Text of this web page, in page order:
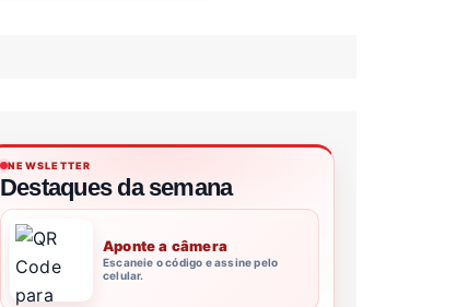
NEWSLETTER
Destaques da semana
Aponte a câmera
Escaneie o código e assine pelo
celular.